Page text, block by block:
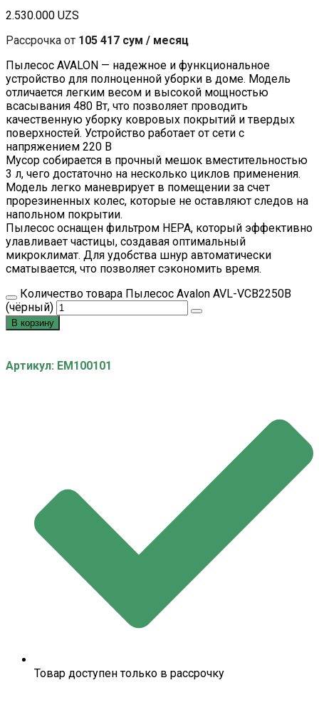
2.530.000 UZS
Рассрочка от 105 417 сум / месяц
Пылесос AVALON — надежное и функциональное
устройство для полноценной уборки в доме. Модель
отличается легким весом и высокой мощностью
всасывания 480 Вт, что позволяет проводить
качественную уборку ковровых покрытий и твердых
поверхностей. Устройство работает от сети с
напряжением 220 В
Мусор собирается в прочный мешок вместительностью
3 л, чего достаточно на несколько циклов применения.
Модель легко маневрирует в помещении за счет
прорезиненных колес, которые не оставляют следов на
напольном покрытии.
Пылесос оснащен фильтром НЕРА, который эффективно
улавливает частицы, создавая оптимальный
микроклимат. Для удобства шнур автоматически
сматывается, что позволяет сэкономить время.
Количество товара Пылесос Avalon AVL-VCB2250B
(чёрный)
В корзину
Артикул: EM100101
Товар доступен только в рассрочку